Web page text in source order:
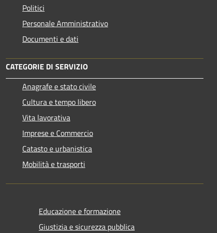
Politici
Personale Amministrativo
Documenti e dati
CATEGORIE DI SERVIZIO
Anagrafe e stato civile
Cultura e tempo libero
Vita lavorativa
Imprese e Commercio
Catasto e urbanistica
Mobilità e trasporti
Educazione e formazione
Giustizia e sicurezza pubblica